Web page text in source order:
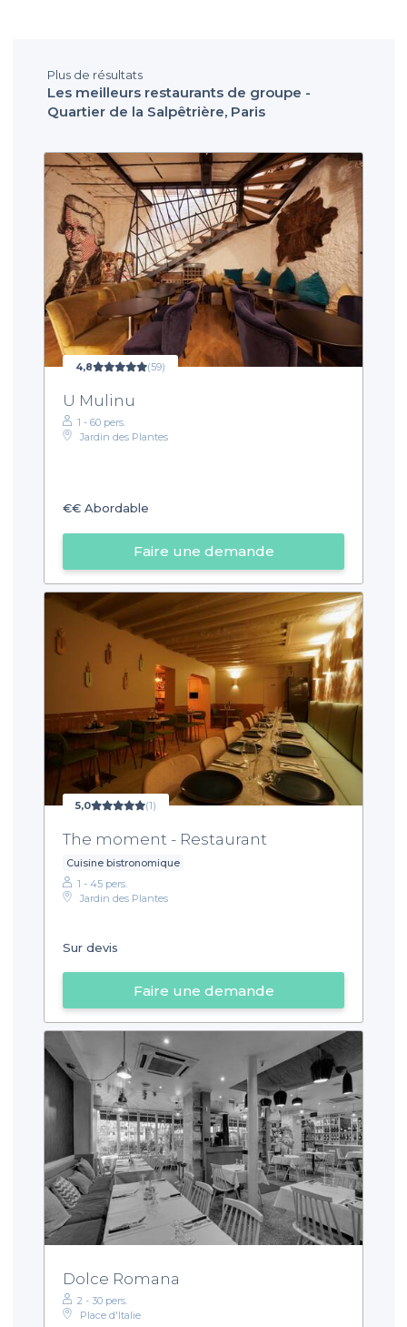
Plus de résultats
Les meilleurs restaurants de groupe -
Quartier de la Salpêtrière, Paris
4,8 (59)
U Mulinu
1 - 60 pers.
Jardin des Plantes
€€ Abordable
Faire une demande
5,0 (1)
The moment - Restaurant
Cuisine bistronomique
1 - 45 pers.
Jardin des Plantes
Sur devis
Faire une demande
Dolce Romana
2 - 30 pers.
Place d'Italie